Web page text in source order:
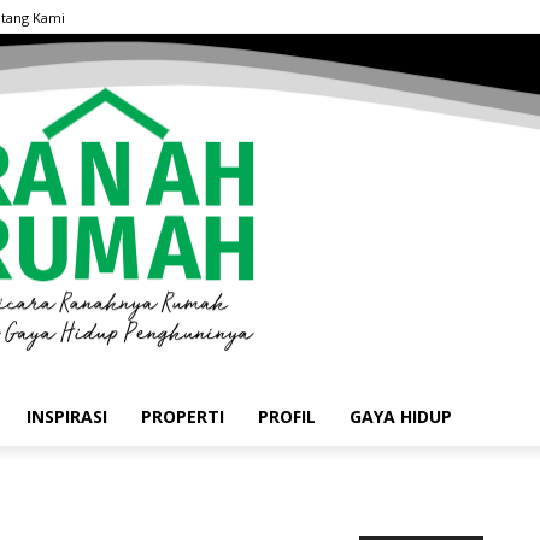
Kami
INSPIRASI PROPERTI PROFIL GAYA HIDUP